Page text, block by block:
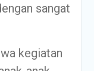
sangat
kegiatan